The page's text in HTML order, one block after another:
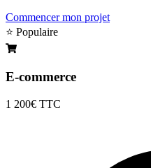
Commencer mon projet
⭐ Populaire
E-commerce
1 200€ TTC